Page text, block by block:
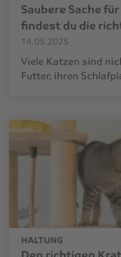
Saubere Sache
findest du die
14.05.2025
Viele Katzen sind
Futter, ihren
HALTUNG